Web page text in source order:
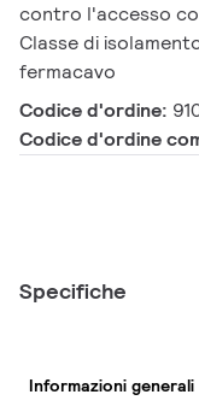
contro l'accesso
Classe di
fermacavo
Codice d'ordine:
Codice d'ordine
Specifiche
Informazioni generali